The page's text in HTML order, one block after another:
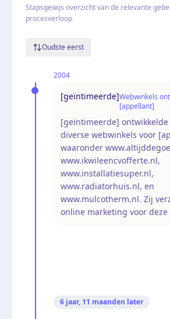
Stapsgewijs overzicht van de relevante
procesverloop
Oudste eerst
2004
[geïntimeerde]Webwinkels
[appellant]
[geïntimeerde] ontwikkelde
diverse webwinkels voor
waaronder
www.ikwileencvofferte.nl,
www.installatiesuper.nl,
www.radiatorhuis.nl, en
www.mulcotherm.nl. Zij
online marketing voor deze
6 jaar, 11 maanden later